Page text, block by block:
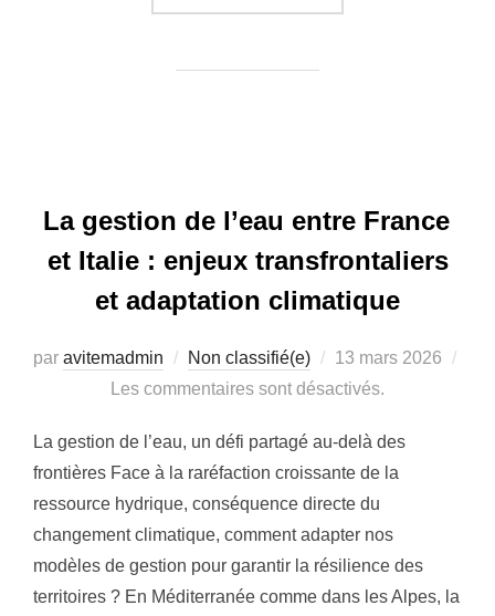
La gestion de l’eau entre France
et Italie : enjeux transfrontaliers
et adaptation climatique
par avitemadmin Non classifié(e)
Publié
le
13 mars 2026
Les commentaires sont désactivés.
La gestion de l’eau, un défi partagé au-delà des
frontières Face à la raréfaction croissante de la
ressource hydrique, conséquence directe du
changement climatique, comment adapter nos
modèles de gestion pour garantir la résilience des
territoires ? En Méditerranée comme dans les Alpes, la